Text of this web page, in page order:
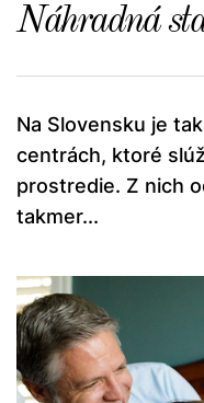
Náhradná
Na Slovensku je
centrách, ktoré
prostredie. Z nich
takmer...